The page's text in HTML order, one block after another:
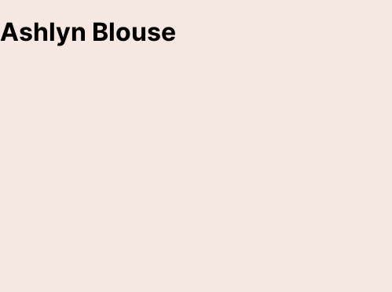
Ashlyn Blouse